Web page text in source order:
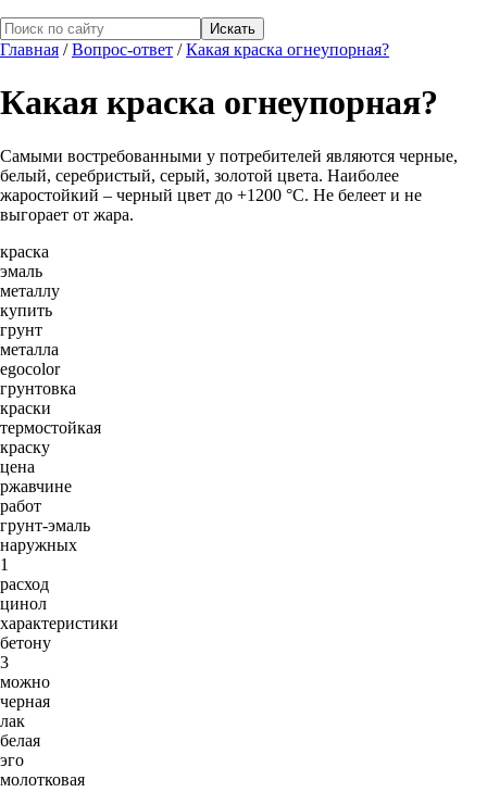
Главная /Вопрос-ответ /Какая краска огнеупорная?
Какая краска огнеупорная?
Самыми востребованными у потребителей являются черные,
белый, серебристый, серый, золотой цвета. Наиболее
жаростойкий – черный цвет до +1200 °C. Не белеет и не
выгорает от жара.
краска
эмаль
металлу
купить
грунт
металла
egocolor
грунтовка
краски
термостойкая
краску
цена
ржавчине
работ
грунт-эмаль
наружных
1
расход
цинол
характеристики
бетону
3
можно
черная
лак
белая
эго
молотковая